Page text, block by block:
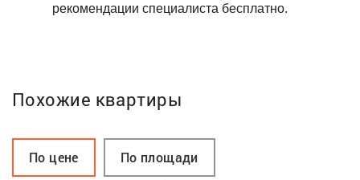
рекомендации специалиста бесплатно.
Похожие квартиры
По цене По площади